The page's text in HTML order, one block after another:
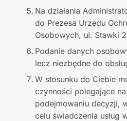
Na działania
do Prezesa Urzędu
Osobowych, ul. Stawki
Podanie danych
lecz niezbędne do
W stosunku do Ciebie
czynności polegające
podejmowaniu decyzji,
celu świadczenia usług